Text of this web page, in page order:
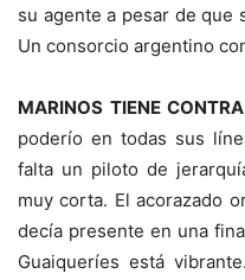
su agente a pesar de que
Un consorcio argentino
MARINOS TIENE CONTRA
poderío en todas sus
falta un piloto de
muy corta. El acorazado
decía presente en una
Guaiqueríes está